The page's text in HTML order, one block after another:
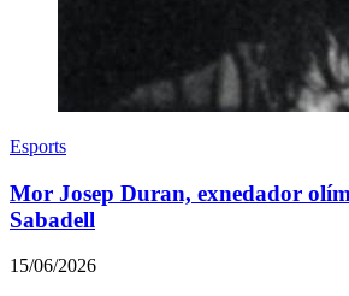
Esports
Mor Josep Duran, exnedador
Sabadell
15/06/2026